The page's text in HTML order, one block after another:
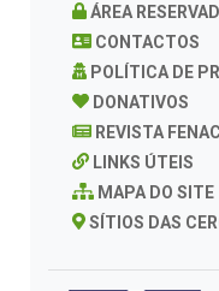
ÁREA
CONTACTOS
POLÍTICA DE
DONATIVOS
REVISTA
LINKS ÚTEIS
MAPA DO SITE
SÍTIOS DAS